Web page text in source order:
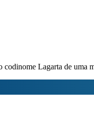
Lagarta de uma